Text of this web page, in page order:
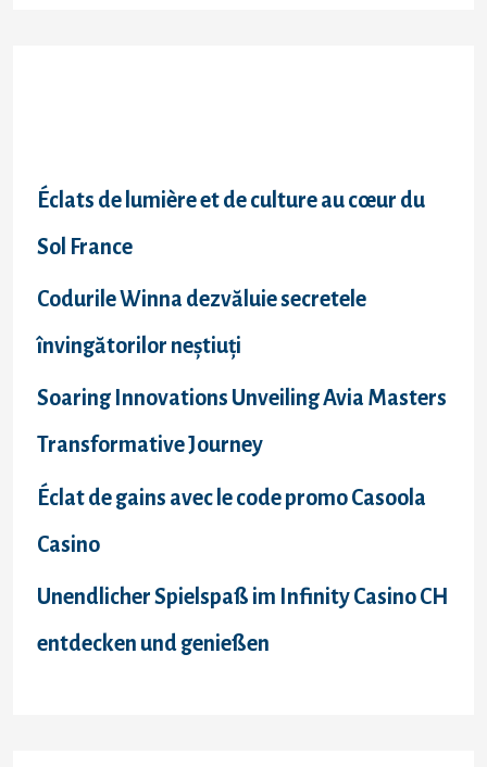
f
o
r
:
Éclats de lumière et de culture au cœur du
Sol France
Codurile Winna dezvăluie secretele
învingătorilor neștiuți
Soaring Innovations Unveiling Avia Masters
Transformative Journey
Éclat de gains avec le code promo Casoola
Casino
Unendlicher Spielspaß im Infinity Casino CH
entdecken und genießen